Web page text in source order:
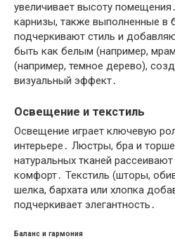
увеличивает высоту
карнизы, также выполненные в
подчеркивают стиль и
быть как белым (например,
(например, темное дерево),
визуальный эффект․
Освещение и текстиль
Освещение играет ключевую
интерьере․ Люстры, бра и
натуральных тканей
комфорт․ Текстиль (шторы,
шелка, бархата или хлопка
подчеркивает элегантность․
Баланс и гармония